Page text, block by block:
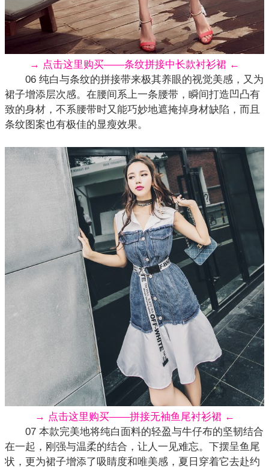
→ 点击这里购买——条纹拼接中长款衬衫裙 ←
06 纯白与条纹的拼接带来极其养眼的视觉美感，又为
裙子增添层次感。在腰间系上一条腰带，瞬间打造凹凸有
致的身材，不系腰带时又能巧妙地遮掩掉身材缺陷，而且
条纹图案也有极佳的显瘦效果。
→ 点击这里购买——拼接无袖鱼尾衬衫裙 ←
07 本款完美地将纯白面料的轻盈与牛仔布的坚韧结合
在一起，刚强与温柔的结合，让人一见难忘。下摆呈鱼尾
状，更为裙子增添了吸睛度和唯美感，夏日穿着它去赴约